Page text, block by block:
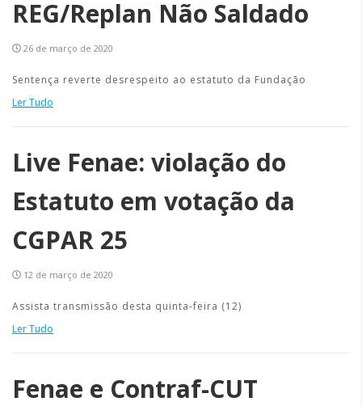
REG/Replan Não Saldado
26 de março de 2020
Sentença reverte desrespeito ao estatuto da Fundação
Ler Tudo
Live Fenae: violação do
Estatuto em votação da
CGPAR 25
12 de março de 2020
Assista transmissão desta quinta-feira (12)
Ler Tudo
Fenae e Contraf-CUT